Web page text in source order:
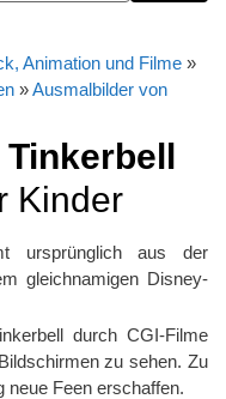
Animation und Filme »
»Ausmalbilder von
Tinkerbell
Kinder
ursprünglich aus der
gleichnamigen Disney-
durch CGI-Filme
zu sehen. Zu
neue Feen erschaffen.